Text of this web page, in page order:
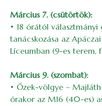
Március 7. (csütörtök):
• 18 órától
tanácskozása az
Líceumban (9-es terem,
Március 9. (szombat):
• Őzek-völgye –
órakor az M16 (40-es)